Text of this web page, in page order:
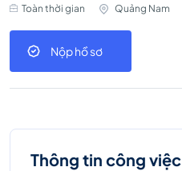
Toàn thời gian Quảng Nam
Nộp hồ sơ
Thông tin công việc